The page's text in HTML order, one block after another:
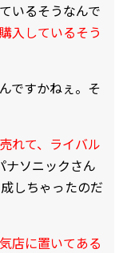
いるそうなんで
入しているそう
ですかねぇ。そ
れて、ライバル
ナソニックさん
しちゃったのだ
店に置いてある